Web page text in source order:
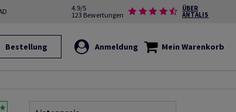
4.9/5
123 Bewertungen
ÜBER
ANTALIS
Bestellung Anmeldung Mein Warenkorb